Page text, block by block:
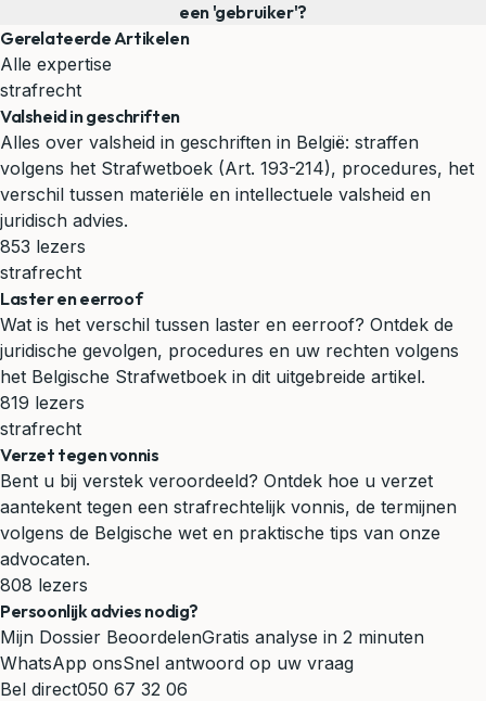
een 'gebruiker'?
Gerelateerde Artikelen
Alle expertise
strafrecht
Valsheid in geschriften
Alles over valsheid in geschriften in België: straffen
volgens het Strafwetboek (Art. 193-214), procedures, het
verschil tussen materiële en intellectuele valsheid en
juridisch advies.
853 lezers
strafrecht
Laster en eerroof
Wat is het verschil tussen laster en eerroof? Ontdek de
juridische gevolgen, procedures en uw rechten volgens
het Belgische Strafwetboek in dit uitgebreide artikel.
819 lezers
strafrecht
Verzet tegen vonnis
Bent u bij verstek veroordeeld? Ontdek hoe u verzet
aantekent tegen een strafrechtelijk vonnis, de termijnen
volgens de Belgische wet en praktische tips van onze
advocaten.
808 lezers
Persoonlijk advies nodig?
Mijn Dossier BeoordelenGratis analyse in 2 minuten
WhatsApp onsSnel antwoord op uw vraag
Bel direct050 67 32 06